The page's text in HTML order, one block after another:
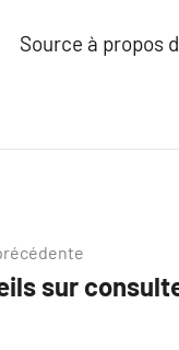
Source à propos
sur